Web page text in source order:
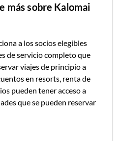
más sobre Kalomai
a los socios elegibles
de servicio completo que
viajes de principio a
en resorts, renta de
pueden tener acceso a
que se pueden reservar